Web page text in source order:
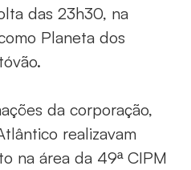
das 23h30, na
Planeta dos
da corporação,
realizavam
na área da 49ª CIPM